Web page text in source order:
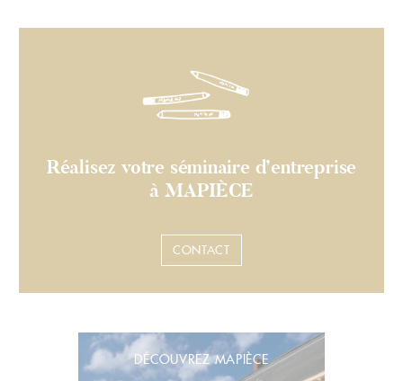
Réalisez votre séminaire d’entreprise
à MAPIÈCE
CONTACT
DÉCOUVREZ MAPIÈCE